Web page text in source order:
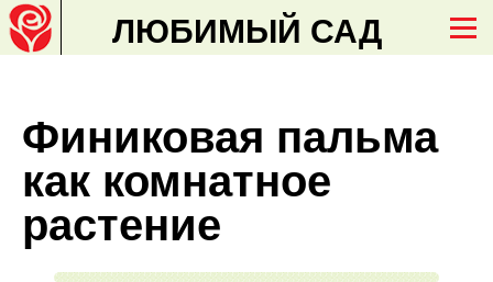
ЛЮБИМЫЙ САД
Финиковая пальма
как комнатное
растение